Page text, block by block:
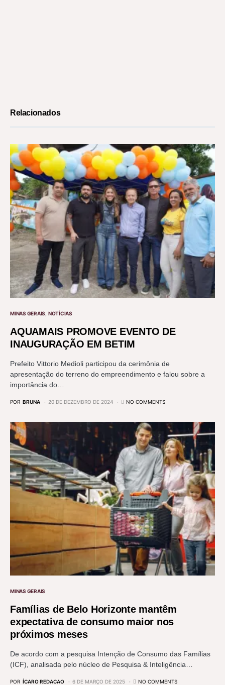
Relacionados
MINAS GERAIS NOTÍCIAS
AQUAMAIS PROMOVE EVENTO DE
INAUGURAÇÃO EM BETIM
Prefeito Vittorio Medioli participou da cerimônia de
apresentação do terreno do empreendimento e falou sobre a
importância do…
POR BRUNA 20 DE DEZEMBRO DE 2024 NO COMMENTS
MINAS GERAIS
Famílias de Belo Horizonte mantêm
expectativa de consumo maior nos
próximos meses
De acordo com a pesquisa Intenção de Consumo das Famílias
(ICF), analisada pelo núcleo de Pesquisa & Inteligência…
POR ÍCARO REDACAO 6 DE MARÇO DE 2025 NO COMMENTS